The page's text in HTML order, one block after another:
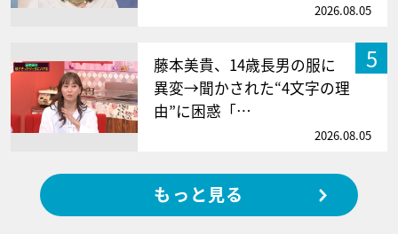
2026.08.05
5
藤本美貴、14歳長男の服に
異変→聞かされた“4文字の理
由”に困惑「…
2026.08.05
もっと見る